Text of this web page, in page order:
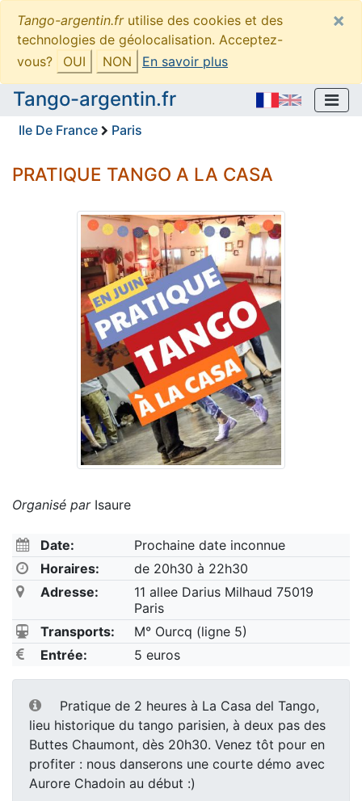
Tango-argentin.frutilise des cookies et des
technologies de géolocalisation. Acceptez-
vous?
OUI NON En savoir plus
×
Tango-argentin.fr
Ile De France Paris
PRATIQUE TANGO A LA CASA
Organisé parIsaure
Date:
Prochaine date inconnue
Horaires:
de 20h30 à 22h30
Adresse:
11 allee Darius Milhaud 75019
Paris
Transports:
M° Ourcq (ligne 5)
Entrée:
5 euros
Pratique de 2 heures à La Casa del Tango,
lieu historique du tango parisien, à deux pas des
Buttes Chaumont, dès 20h30. Venez tôt pour en
profiter : nous danserons une courte démo avec
Aurore Chadoin au début :)